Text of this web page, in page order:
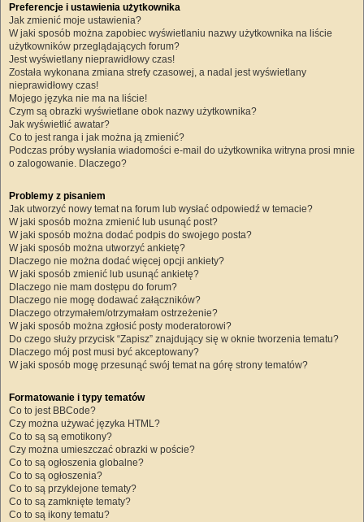
Preferencje i ustawienia użytkownika
Jak zmienić moje ustawienia?
W jaki sposób można zapobiec wyświetlaniu nazwy użytkownika na liście
użytkowników przeglądających forum?
Jest wyświetlany nieprawidłowy czas!
Została wykonana zmiana strefy czasowej, a nadal jest wyświetlany
nieprawidłowy czas!
Mojego języka nie ma na liście!
Czym są obrazki wyświetlane obok nazwy użytkownika?
Jak wyświetlić awatar?
Co to jest ranga i jak można ją zmienić?
Podczas próby wysłania wiadomości e-mail do użytkownika witryna prosi mnie
o zalogowanie. Dlaczego?
Problemy z pisaniem
Jak utworzyć nowy temat na forum lub wysłać odpowiedź w temacie?
W jaki sposób można zmienić lub usunąć post?
W jaki sposób można dodać podpis do swojego posta?
W jaki sposób można utworzyć ankietę?
Dlaczego nie można dodać więcej opcji ankiety?
W jaki sposób zmienić lub usunąć ankietę?
Dlaczego nie mam dostępu do forum?
Dlaczego nie mogę dodawać załączników?
Dlaczego otrzymałem/otrzymałam ostrzeżenie?
W jaki sposób można zgłosić posty moderatorowi?
Do czego służy przycisk “Zapisz” znajdujący się w oknie tworzenia tematu?
Dlaczego mój post musi być akceptowany?
W jaki sposób mogę przesunąć swój temat na górę strony tematów?
Formatowanie i typy tematów
Co to jest BBCode?
Czy można używać języka HTML?
Co to są są emotikony?
Czy można umieszczać obrazki w poście?
Co to są ogłoszenia globalne?
Co to są ogłoszenia?
Co to są przyklejone tematy?
Co to są zamknięte tematy?
Co to są ikony tematu?